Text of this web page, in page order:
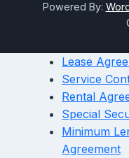
Powered By:
Lease
Service
Rental
Special
Minimum
Agreement